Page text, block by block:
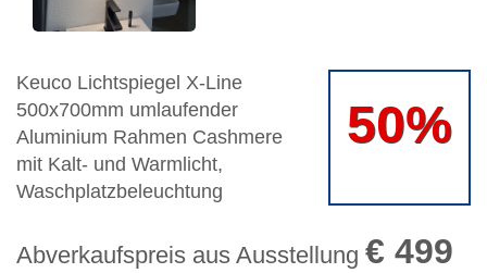
Keuco Lichtspiegel X-Line
500x700mm umlaufender
Aluminium Rahmen Cashmere
mit Kalt- und Warmlicht,
Waschplatzbeleuchtung
50%
Abverkaufspreis aus Ausstellung € 499